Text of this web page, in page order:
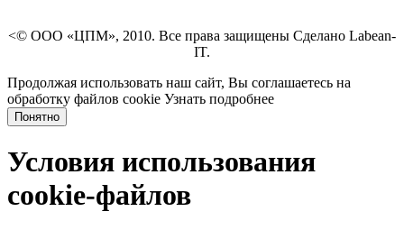
<© ООО «ЦПМ», 2010. Все права защищены Сделано Labean-
IT.
Продолжая использовать наш сайт, Вы соглашаетесь на
обработку файлов cookie Узнать подробнее
Понятно
Условия использования
cookie-файлов